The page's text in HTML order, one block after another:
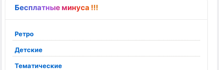
Бесплатные минуса !!!
Ретро
Детские
Тематические